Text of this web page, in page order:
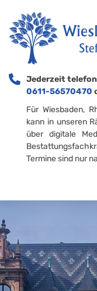
Jederzeit
0611-56570470
Für Wiesbaden,
kann in unseren
über digitale
Termine sind nur